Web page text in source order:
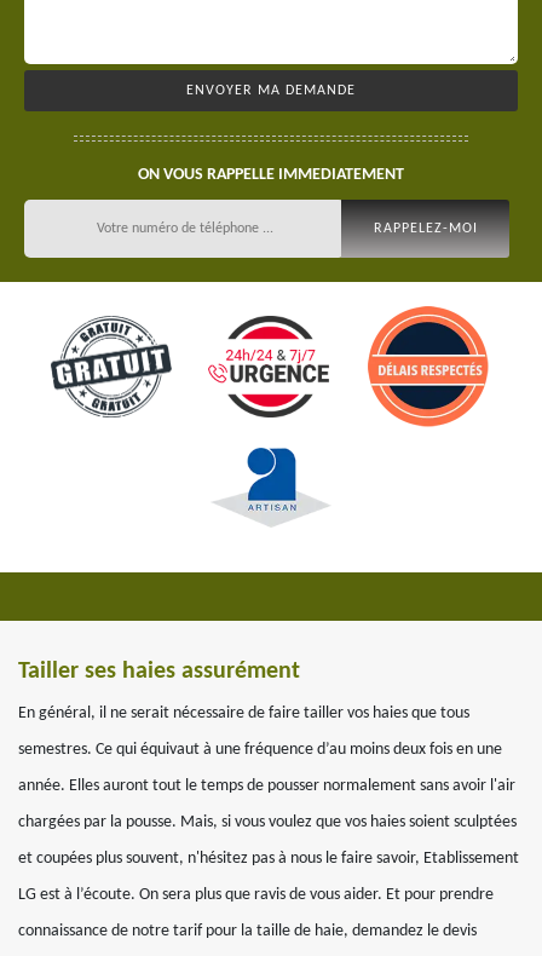
ON VOUS RAPPELLE IMMEDIATEMENT
Tailler ses haies assurément
En général, il ne serait nécessaire de faire tailler vos haies que tous
semestres. Ce qui équivaut à une fréquence d’au moins deux fois en une
année. Elles auront tout le temps de pousser normalement sans avoir l'air
chargées par la pousse. Mais, si vous voulez que vos haies soient sculptées
et coupées plus souvent, n'hésitez pas à nous le faire savoir, Etablissement
LG est à l’écoute. On sera plus que ravis de vous aider. Et pour prendre
connaissance de notre tarif pour la taille de haie, demandez le devis